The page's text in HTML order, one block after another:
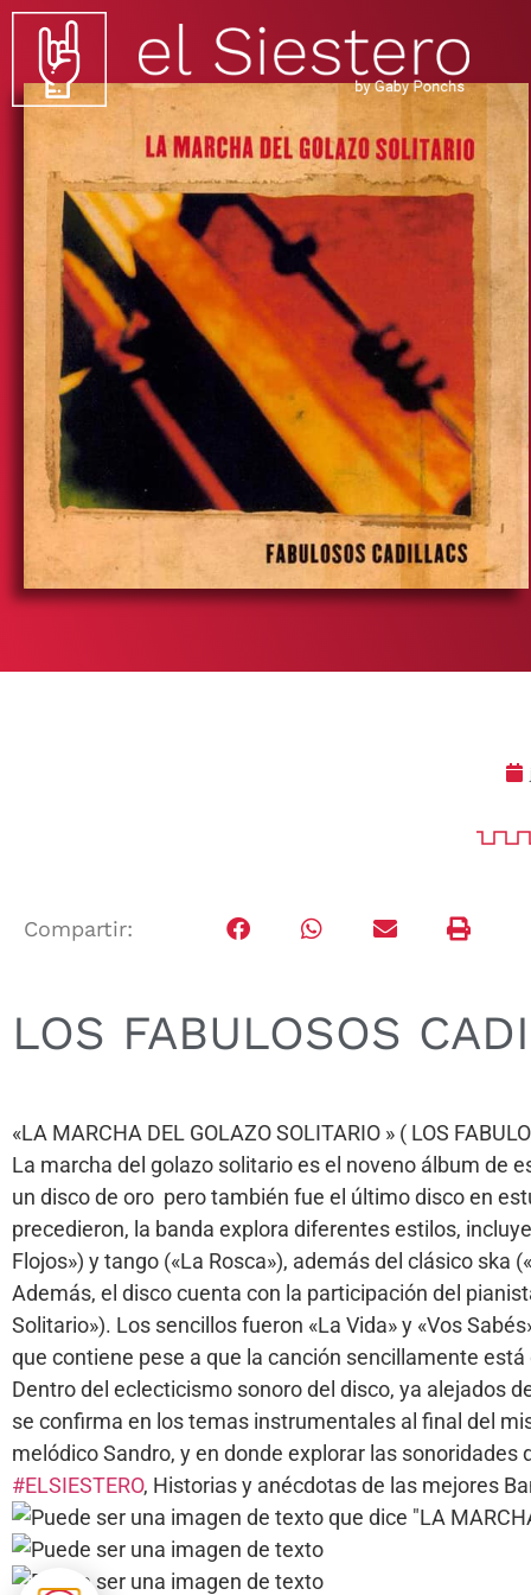
Compartir:
LOS FABULOSOS
«LA MARCHA DEL GOLAZO SOLITARIO » ( LOS
La marcha del golazo solitario es el noveno álbum de
un disco de oro ​ pero también fue el último disco en
precedieron, la banda explora diferentes estilos,
Flojos») y tango («La Rosca»), además del clásico ska
Además, el disco cuenta con la participación del
Solitario»). Los sencillos fueron «La Vida» y «Vos
que contiene pese a que la canción sencillamente
Dentro del eclecticismo sonoro del disco, ya alejados
se confirma en los temas instrumentales al final del
melódico Sandro, y en donde explorar las
#ELSIESTERO, Historias y anécdotas de las mejores